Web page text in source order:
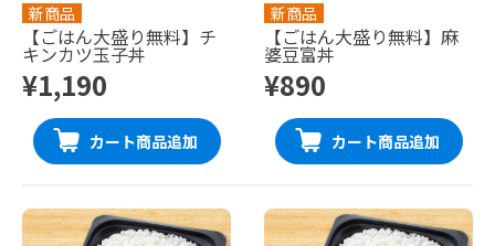
新商品
【ごはん大盛り無料】チ
キンカツ玉子丼
¥1,190
カート商品追加
新商品
【ごはん大盛り無料】麻
婆豆富丼
¥890
カート商品追加